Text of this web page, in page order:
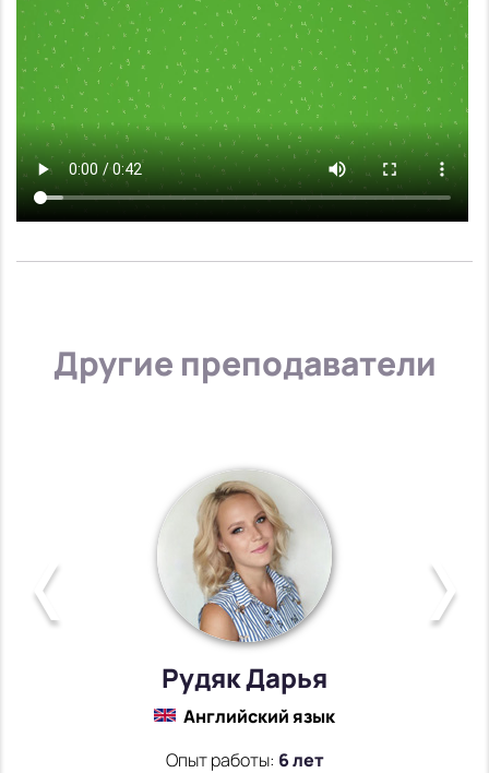
Другие преподаватели
Рудяк Дарья
Английский язык
Опыт работы: 6 лет